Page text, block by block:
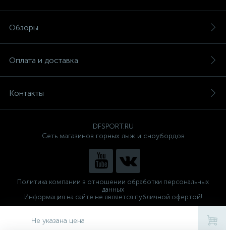
Не указана цена
Обзоры
Оплата и доставка
Контакты
DFSPORT.RU
Сеть магазинов горных лыж и сноубордов
Политика компании в отношении обработки персональных
данных
Информация на сайте не является публичной офертой!